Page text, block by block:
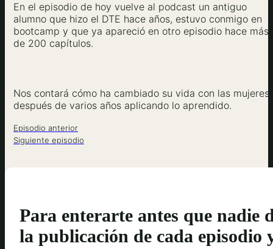
En el episodio de hoy vuelve al podcast un antiguo
alumno que hizo el DTE hace años, estuvo conmigo en
bootcamp y que ya apareció en otro episodio hace más
de 200 capítulos.
Nos contará cómo ha cambiado su vida con las mujeres
después de varios años aplicando lo aprendido.
Episodio anterior
Siguiente episodio
Para enterarte antes que nadie
la publicación de cada episodio